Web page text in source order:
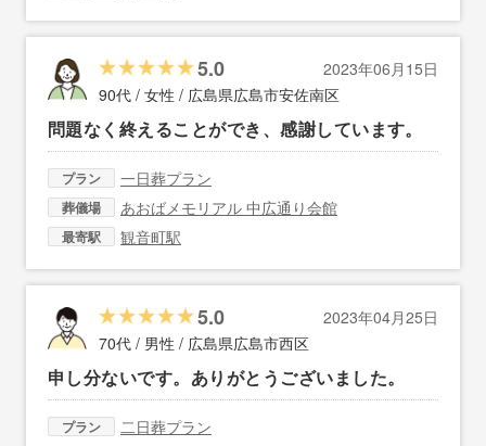
5.0
2023年06月15日
90代 / 女性 / 広島県広島市安佐南区
問題なく終えることができ、感謝しています。
プラン 一日葬プラン
葬儀場 あおばメモリアル 中広通り会館
最寄駅 観音町駅
5.0
2023年04月25日
70代 / 男性 / 広島県広島市西区
申し分ないです。ありがとうございました。
プラン
二日葬プラン